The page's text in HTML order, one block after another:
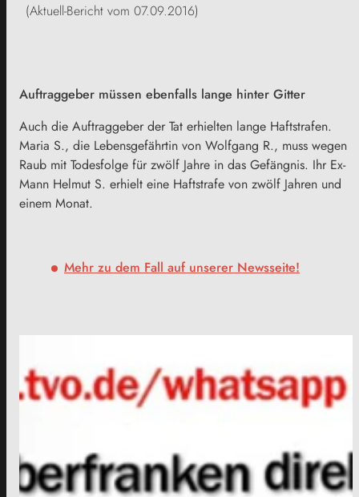
(Aktuell-Bericht vom 07.09.2016)
Auftraggeber müssen ebenfalls lange hinter Gitter
Auch die Auftraggeber der Tat erhielten lange Haftstrafen.
Maria S., die Lebensgefährtin von Wolfgang R., muss wegen
Raub mit Todesfolge für zwölf Jahre in das Gefängnis. Ihr Ex-
Mann Helmut S. erhielt eine Haftstrafe von zwölf Jahren und
einem Monat.
Mehr zu dem Fall auf unserer Newsseite!